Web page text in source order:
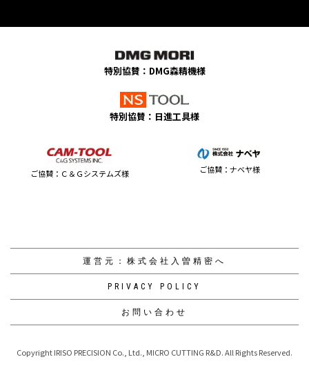
特別協賛：DMG森精機様
特別協賛：日進工具様
ご協賛：Ｃ＆Ｇシステムズ様 ご協賛：ナベヤ様
運営元：株式会社入曽精密へ
PRIVACY POLICY
お問い合わせ
Copyright IRISO PRECISION Co., Ltd., MICRO CUTTING R&D. All Rights Reserved.